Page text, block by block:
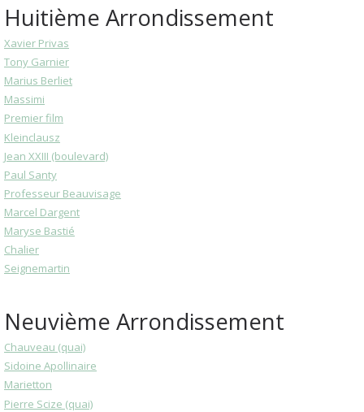
Huitième Arrondissement
Xavier Privas
Tony Garnier
Marius Berliet
Massimi
Premier film
Kleinclausz
Jean XXIII (boulevard)
Paul Santy
Professeur Beauvisage
Marcel Dargent
Maryse Bastié
Chalier
Seignemartin
Neuvième Arrondissement
Chauveau (quai)
Sidoine Apollinaire
Marietton
Pierre Scize (quai)